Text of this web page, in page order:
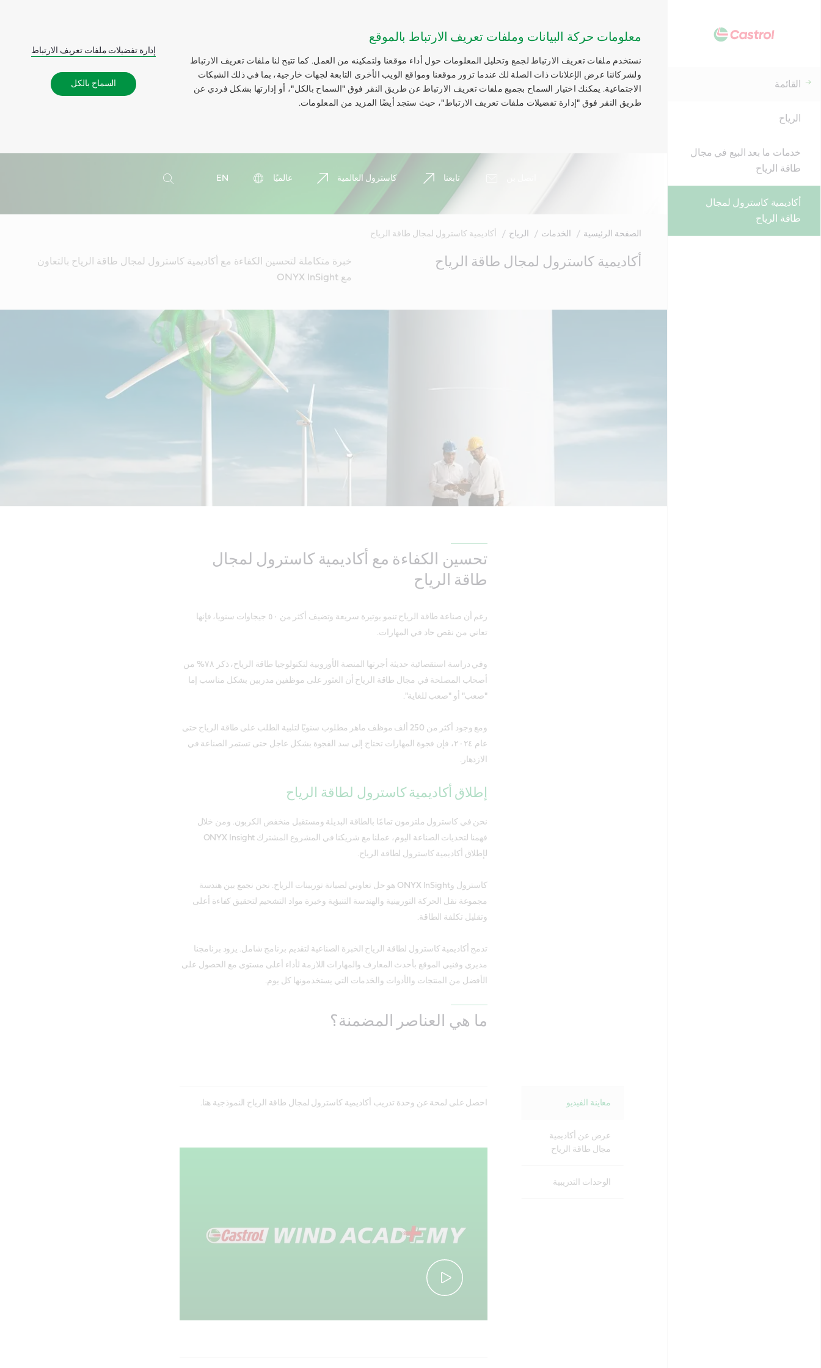
معلومات حركة البيانات وملفات تعريف الارتباط بالموقع
نستخدم ملفات تعريف الارتباط لجمع وتحليل المعلومات حول أداء موقعنا ولتمكينه من العمل. كما تتيح لنا ملفات تعريف الارتباط
ولشركائنا عرض الإعلانات ذات الصلة لك عندما تزور موقعنا ومواقع الويب الأخرى التابعة لجهات خارجية، بما في ذلك الشبكات
الاجتماعية. يمكنك اختيار السماح بجميع ملفات تعريف الارتباط عن طريق النقر فوق "السماح بالكل"، أو إدارتها بشكل فردي عن
طريق النقر فوق "إدارة تفضيلات ملفات تعريف الارتباط"، حيث ستجد أيضًا المزيد من المعلومات.
إدارة تفضيلات ملفات تعريف الارتباط
السماح بالكل
تابعنا كاسترول العالمية عالميًا
EN
بحث
القائمة
الرياح
خدمات ما بعد البيع في مجال
طاقة الرياح
أكاديمية كاسترول لمجال
طاقة الرياح
الصفحة الرئيسية الخدمات الرياح أكاديمية كاسترول لمجال طاقة الرياح
Contentأكاديمية كاسترول لمجال طاقة الرياح
خبرة متكاملة لتحسين الكفاءة مع أكاديمية كاسترول لمجال طاقة الرياح بالتعاون
مع ONYX InSight
تحسين الكفاءة مع أكاديمية كاسترول لمجال
طاقة الرياح
رغم أن صناعة طاقة الرياح تنمو بوتيرة سريعة وتضيف أكثر من ٥٠ جيجاوات سنويا، فإنها
تعاني من نقص حاد في المهارات.
وفي دراسة استقصائية حديثة أجرتها المنصة الأوروبية لتكنولوجيا طاقة الرياح، ذكر ٧٨% من
أصحاب المصلحة في مجال طاقة الرياح أن العثور على موظفين مدربين بشكل مناسب إما
"صعب" أو "صعب للغاية".
ومع وجود أكثر من 250 ألف موظف ماهر مطلوب سنويًا لتلبية الطلب على طاقة الرياح حتى
عام ٢٠٢٤، فإن فجوة المهارات تحتاج إلى سد الفجوة بشكل عاجل حتى تستمر الصناعة في
الازدهار.
إطلاق أكاديمية كاسترول لطاقة الرياح
نحن في كاسترول ملتزمون تمامًا بالطاقة البديلة ومستقبل منخفض الكربون. ومن خلال
فهمنا لتحديات الصناعة اليوم، عملنا مع شريكنا في المشروع المشترك ONYX Insight
لإطلاق أكاديمية كاسترول لطاقة الرياح.
كاسترول وONYX InSight هو حل تعاوني لصيانة توربينات الرياح. نحن نجمع بين هندسة
مجموعة نقل الحركة التوربينية والهندسة التنبؤية وخبرة مواد التشحيم لتحقيق كفاءة أعلى
وتقليل تكلفة الطاقة.
تدمج أكاديمية كاسترول لطاقة الرياح الخبرة الصناعية لتقديم برنامج شامل. يزود برنامجنا
مديري وفنيي الموقع بأحدث المعارف والمهارات اللازمة لأداء أعلى مستوى مع الحصول على
الأفضل من المنتجات والأدوات والخدمات التي يستخدمونها كل يوم.
ما هي العناصر المضمنة؟
معاينة الفيديو
عرض عن أكاديمية
مجال طاقة الرياح
الوحدات التدريبية
احصل على لمحة عن وحدة تدريب أكاديمية كاسترول لمجال طاقة الرياح النموذجية هنا.